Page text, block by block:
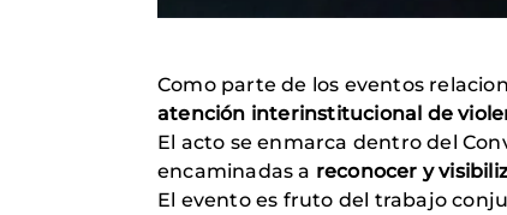
Como parte de los eventos
atención interinstitucional de
El acto se enmarca dentro del
encaminadas a reconocer y
El evento es fruto del trabajo